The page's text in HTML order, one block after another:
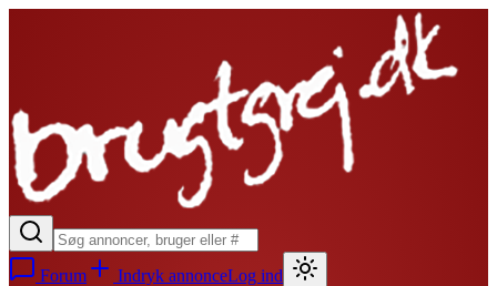
Forum Indryk annonceLog ind